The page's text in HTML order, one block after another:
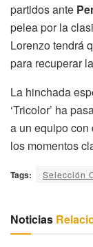
partidos ante
pelea por la
Lorenzo tendrá
para recuperar
La hinchada
‘Tricolor’ ha
a un equipo con
los momentos
Tags: Selección
Noticias